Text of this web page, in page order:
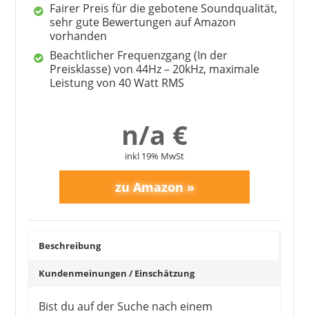
Fairer Preis für die gebotene Soundqualität,
sehr gute Bewertungen auf Amazon
vorhanden
Beachtlicher Frequenzgang (In der
Preisklasse) von 44Hz – 20kHz, maximale
Leistung von 40 Watt RMS
n/a €
inkl 19% MwSt
Beschreibung
Kundenmeinungen / Einschätzung
Bist du auf der Suche nach einem